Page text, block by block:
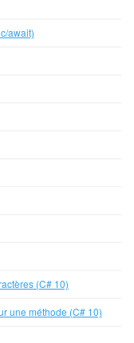
await)
(C# 10)
une méthode (C# 10)